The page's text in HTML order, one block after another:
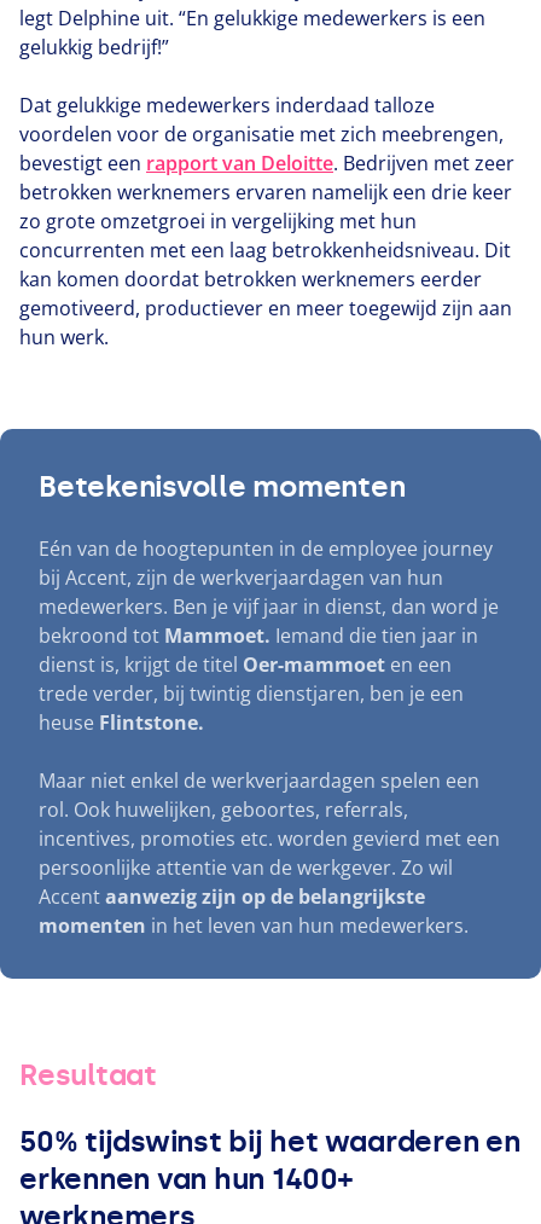
legt Delphine uit. “En gelukkige medewerkers is een
gelukkig bedrijf!”
Dat gelukkige medewerkers inderdaad talloze
voordelen voor de organisatie met zich meebrengen,
bevestigt een rapport van Deloitte. Bedrijven met zeer
betrokken werknemers ervaren namelijk een drie keer
zo grote omzetgroei in vergelijking met hun
concurrenten met een laag betrokkenheidsniveau. Dit
kan komen doordat betrokken werknemers eerder
gemotiveerd, productiever en meer toegewijd zijn aan
hun werk.
Betekenisvolle momenten
Eén van de hoogtepunten in de employee journey
bij Accent, zijn de werkverjaardagen van hun
medewerkers. Ben je vijf jaar in dienst, dan word je
bekroond tot Mammoet. Iemand die tien jaar in
dienst is, krijgt de titel Oer-mammoet en een
trede verder, bij twintig dienstjaren, ben je een
heuse Flintstone.
Maar niet enkel de werkverjaardagen spelen een
rol. Ook huwelijken, geboortes, referrals,
incentives, promoties etc. worden gevierd met een
persoonlijke attentie van de werkgever. Zo wil
Accentaanwezig zijn op de belangrijkste
momenten in het leven van hun medewerkers.
Resultaat
50% tijdswinst bij het waarderen en
erkennen van hun 1400+
werknemers